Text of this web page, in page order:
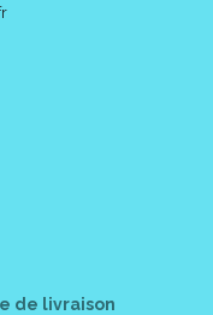
de livraison